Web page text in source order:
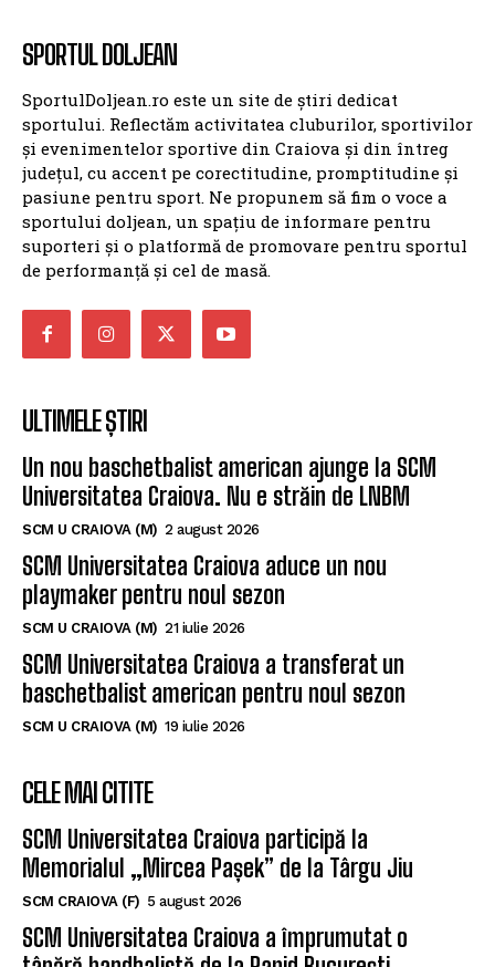
SPORTUL DOLJEAN
SportulDoljean.ro este un site de știri dedicat
sportului. Reflectăm activitatea cluburilor, sportivilor
și evenimentelor sportive din Craiova și din întreg
județul, cu accent pe corectitudine, promptitudine și
pasiune pentru sport. Ne propunem să fim o voce a
sportului doljean, un spațiu de informare pentru
suporteri și o platformă de promovare pentru sportul
de performanță și cel de masă.
ULTIMELE ȘTIRI
Un nou baschetbalist american ajunge la SCM
Universitatea Craiova. Nu e străin de LNBM
SCM U CRAIOVA (M) 2 august 2026
SCM Universitatea Craiova aduce un nou
playmaker pentru noul sezon
SCM U CRAIOVA (M) 21 iulie 2026
SCM Universitatea Craiova a transferat un
baschetbalist american pentru noul sezon
SCM U CRAIOVA (M) 19 iulie 2026
CELE MAI CITITE
SCM Universitatea Craiova participă la
Memorialul „Mircea Pașek” de la Târgu Jiu
SCM CRAIOVA (F) 5 august 2026
SCM Universitatea Craiova a împrumutat o